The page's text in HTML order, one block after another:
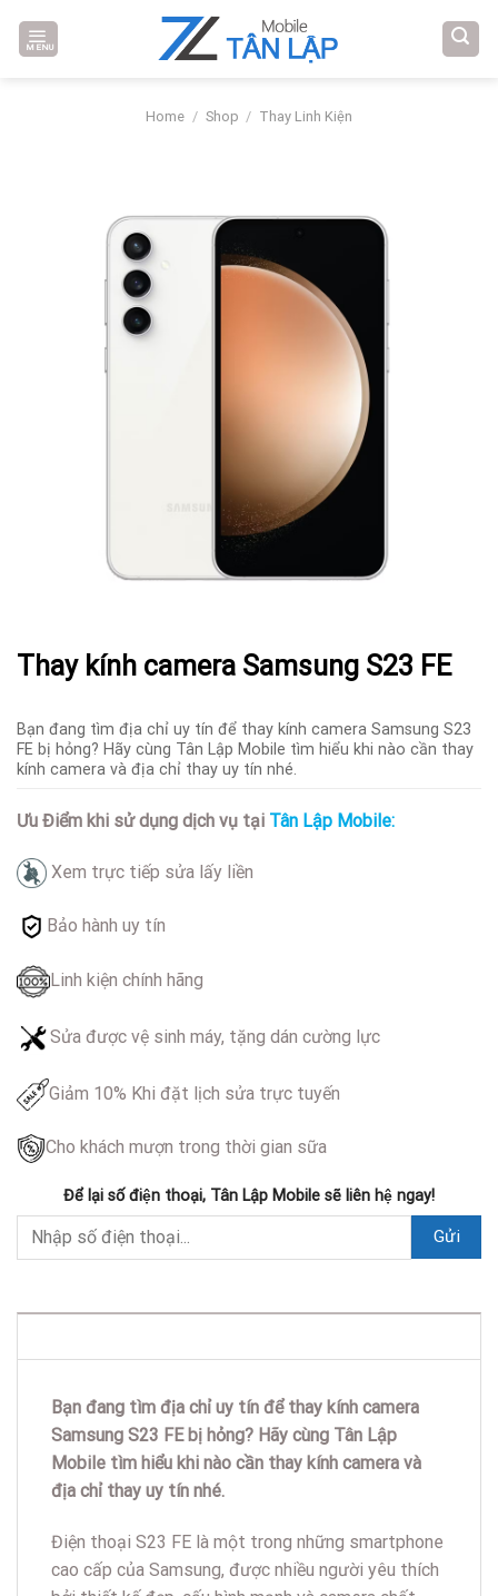
MENU
Home / Shop / Thay Linh Kiện
Thay kính camera Samsung S23 FE
Bạn đang tìm địa chỉ uy tín để thay kính camera Samsung S23
FE bị hỏng? Hãy cùng Tân Lập Mobile tìm hiểu khi nào cần thay
kính camera và địa chỉ thay uy tín nhé.
Ưu Điểm khi sử dụng dịch vụ tại Tân Lập Mobile:
Xem trực tiếp sửa lấy liền
Bảo hành uy tín
Linh kiện chính hãng
Sửa được vệ sinh máy, tặng dán cường lực
Giảm 10% Khi đặt lịch sửa trực tuyến
Cho khách mượn trong thời gian sữa
Để lại số điện thoại, Tân Lập Mobile sẽ liên hệ ngay!
Bạn đang tìm địa chỉ uy tín để thay kính camera
Samsung S23 FE bị hỏng? Hãy cùng Tân Lập
Mobile tìm hiểu khi nào cần thay kính camera và
địa chỉ thay uy tín nhé.
Điện thoại S23 FE là một trong những smartphone
cao cấp của Samsung, được nhiều người yêu thích